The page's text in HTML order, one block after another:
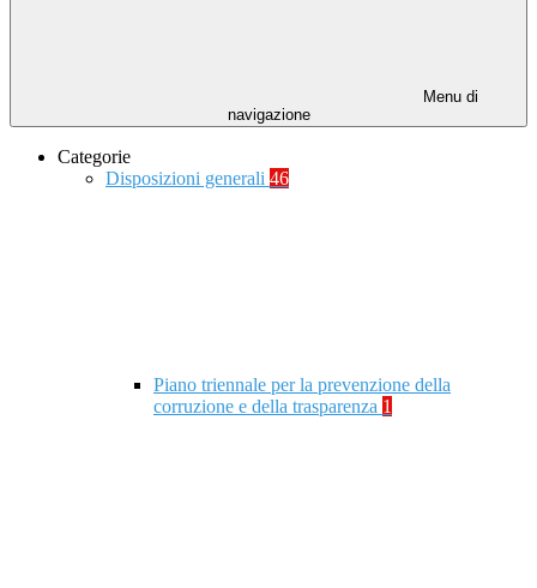
Menu di
navigazione
Categorie
Disposizioni generali 46
Piano triennale per la prevenzione della
corruzione e della trasparenza 1